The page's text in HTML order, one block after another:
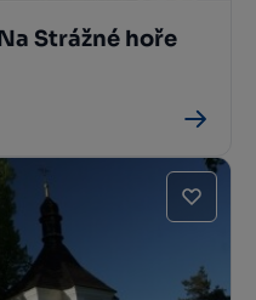
Strážné hoře